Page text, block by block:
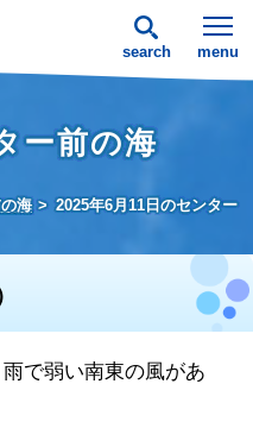
search menu
ー前の海
海
2025年6月11日のセンター
で弱い南東の風があ